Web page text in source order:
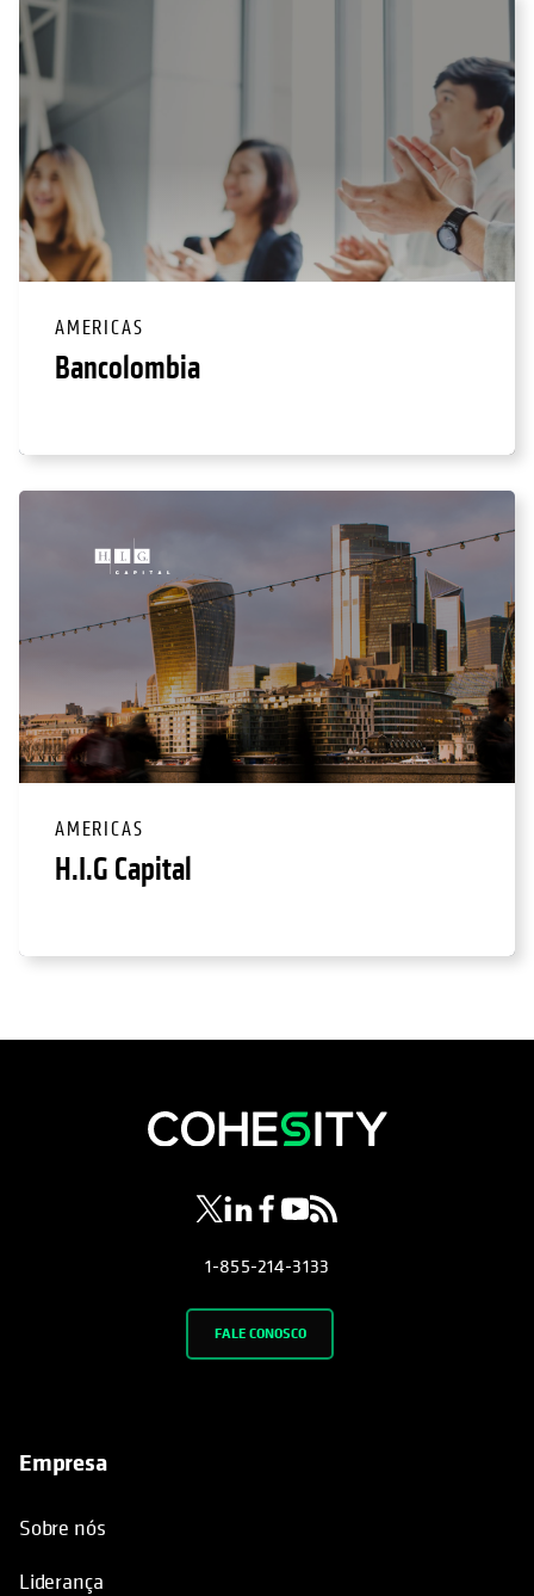
AMERICAS
Bancolombia
AMERICAS
H.I.G Capital
opens in a new tab
opens in a new tab
opens in a new tab
opens in a new tab
opens in a new tab
1-855-214-3133
FALE CONOSCO
Empresa
Sobre nós
Liderança